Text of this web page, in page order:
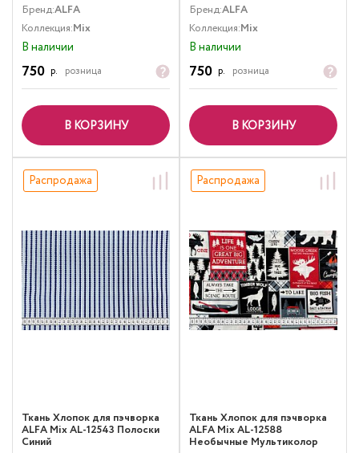
Бренд:ALFA
Коллекция:Mix
В наличии
750 р. розница
В КОРЗИНУ
Бренд:ALFA
Коллекция:Mix
В наличии
750 р. розница
В КОРЗИНУ
Распродажа
Ткань Хлопок для пэчворка
ALFA Mix AL-12543 Полоски
Синий
Распродажа
Ткань Хлопок для пэчворка
ALFA Mix AL-12588
Необычные Мультиколор